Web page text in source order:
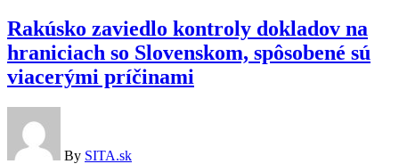
Rakúsko zaviedlo kontroly dokladov na
hraniciach so Slovenskom, spôsobené sú
viacerými príčinami
By SITA.sk